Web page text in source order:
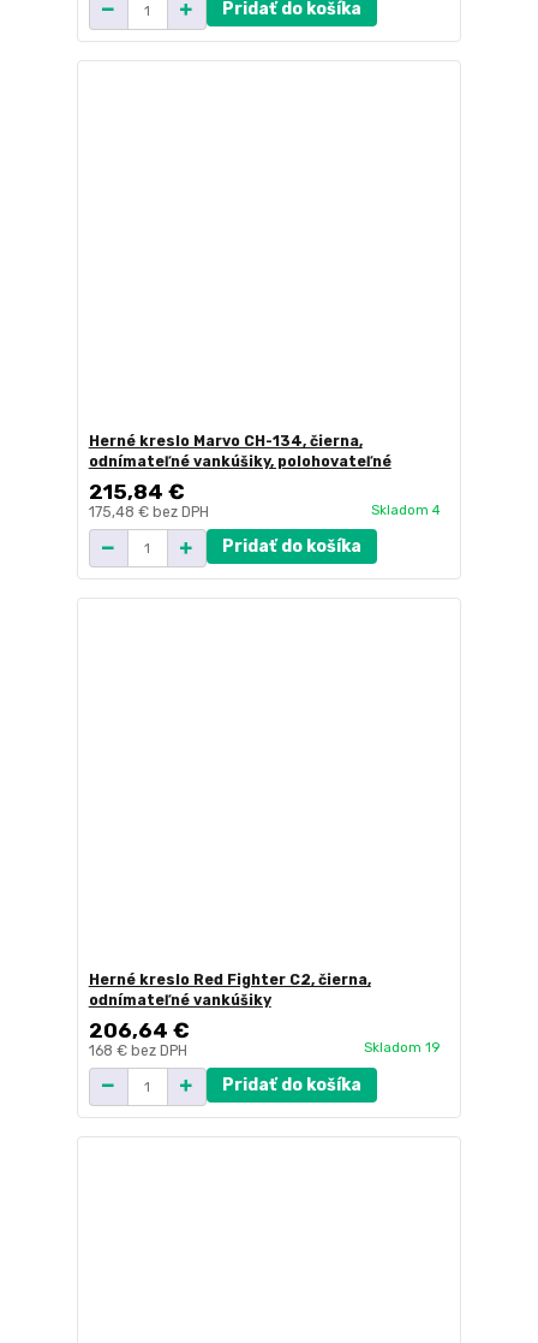
Pridať do košíka
Herné kreslo Marvo CH-134, čierna,
odnímateľné vankúšiky, polohovateľné
215,84 €
175,48 € bez DPH Skladom 4
Pridať do košíka
Herné kreslo Red Fighter C2, čierna,
odnímateľné vankúšiky
206,64 €
168 € bez DPH Skladom 19
Pridať do košíka